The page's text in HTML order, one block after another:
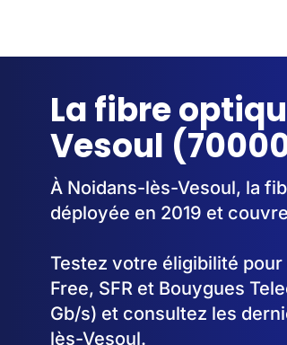
La fibre
Vesoul
À Noidans-lès-Vesoul, la
déployée en 2019 et
Testez votre éligibilité
Free, SFR et Bouygues
Gb/s) et consultez les
lès-Vesoul.